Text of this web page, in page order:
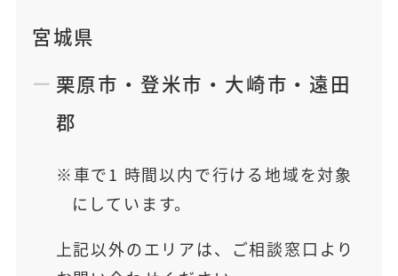
宮城県
栗原市 ・ 登米市 ・ 大崎市 ・ 遠田
郡
車で1 時間以内で行ける地域を対象
にしています。
上記以外のエリアは、ご相談窓口より